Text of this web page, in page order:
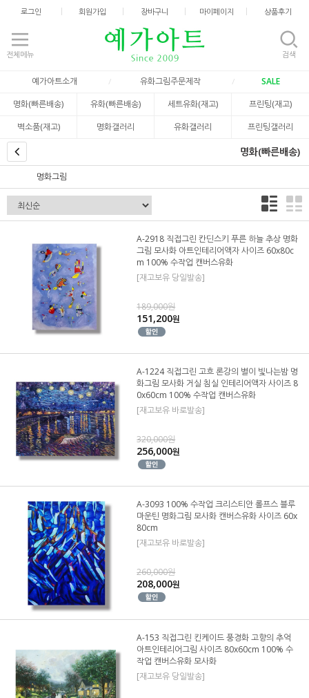
로그인 회원가입 장바구니 마이페이지 상품후기
전체메뉴 검색
예가아트소개 유화그림주문제작
SALE
명화(빠른배송)
유화(빠른배송) 세트유화(재고)
프린팅(재고)
벽소품(재고)
명화갤러리 유화갤러리 프린팅갤러리
명화(빠른배송)
명화그림
A-2918 직접그린 칸딘스키 푸른 하늘 추상 명화
그림 모사화 아트인테리어액자 사이즈 60x80c
m 100% 수작업 캔버스유화
[재고보유 당일발송]
189,000원
151,200원
A-1224 직접그린 고흐 론강의 별이 빛나는밤 명
화그림 모사화 거실 침실 인테리어액자 사이즈 8
0x60cm 100% 수작업 캔버스유화
[재고보유 바로발송]
320,000원
256,000원
A-3093 100% 수작업 크리스티안 롤프스 블루
마운틴 명화그림 모사화 캔버스유화 사이즈 60x
80cm
[재고보유 바로발송]
260,000원
208,000원
A-153 직접그린 킨케이드 풍경화 고향의 추억
아트인테리어그림 사이즈 80x60cm 100% 수
작업 캔버스유화 모사화
[재고보유 당일발송]